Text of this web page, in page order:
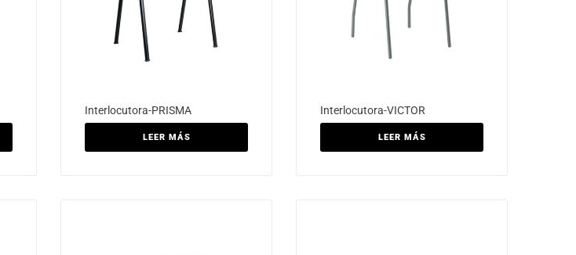
Interlocutora-PRISMA
LEER MÁS
Interlocutora-VICTOR
LEER MÁS